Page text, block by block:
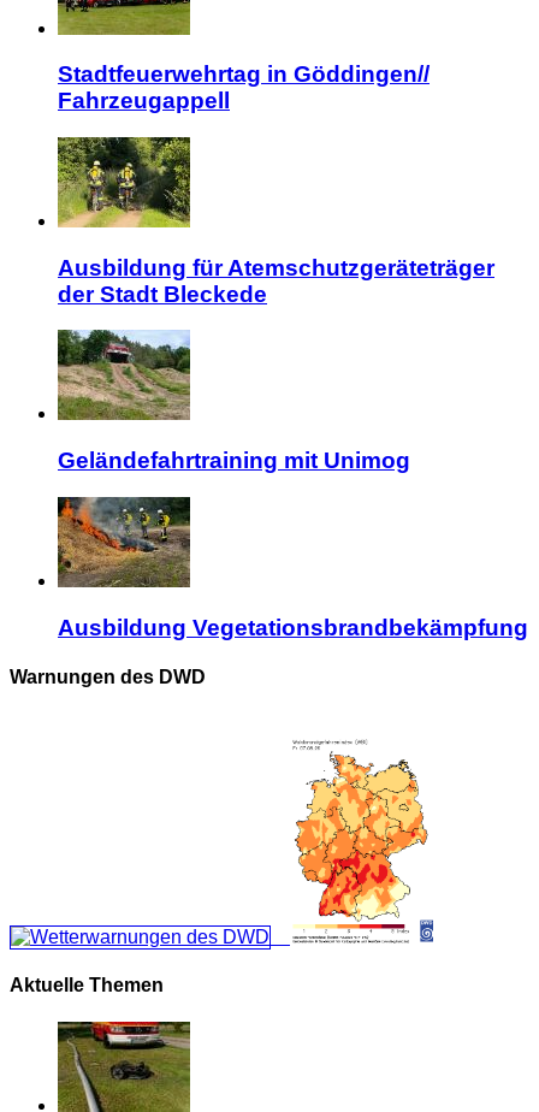
Stadtfeuerwehrtag in Göddingen//
Fahrzeugappell
Ausbildung für Atemschutzgeräteträger
der Stadt Bleckede
Geländefahrtraining mit Unimog
Ausbildung Vegetationsbrandbekämpfung
Warnungen des DWD
Aktuelle Themen